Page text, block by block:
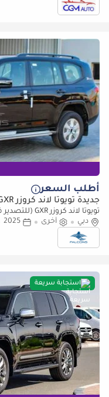
أطلب السعر
جديدة تويوتا لاند كروزر GXR
تويوتا لاند كروزر GXR (للتصدير فقط)
دبي
أخرى 2025
استجابة سريعة